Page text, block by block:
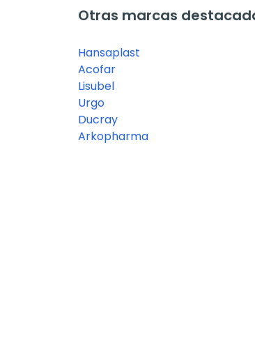
Otras marcas
Hansaplast
Acofar
Lisubel
Urgo
Ducray
Arkopharma